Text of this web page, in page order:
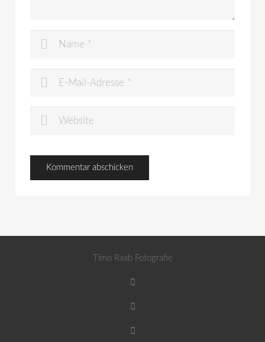
Timo Raab Fotografie